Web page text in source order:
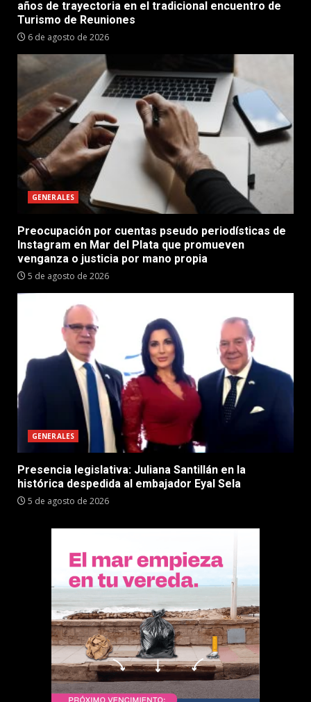
años de trayectoria en el tradicional encuentro de
Turismo de Reuniones
6 de agosto de 2026
GENERALES
Preocupación por cuentas pseudo periodísticas de
Instagram en Mar del Plata que promueven
venganza o justicia por mano propia
5 de agosto de 2026
GENERALES
Presencia legislativa: Juliana Santillán en la
histórica despedida al embajador Eyal Sela
5 de agosto de 2026